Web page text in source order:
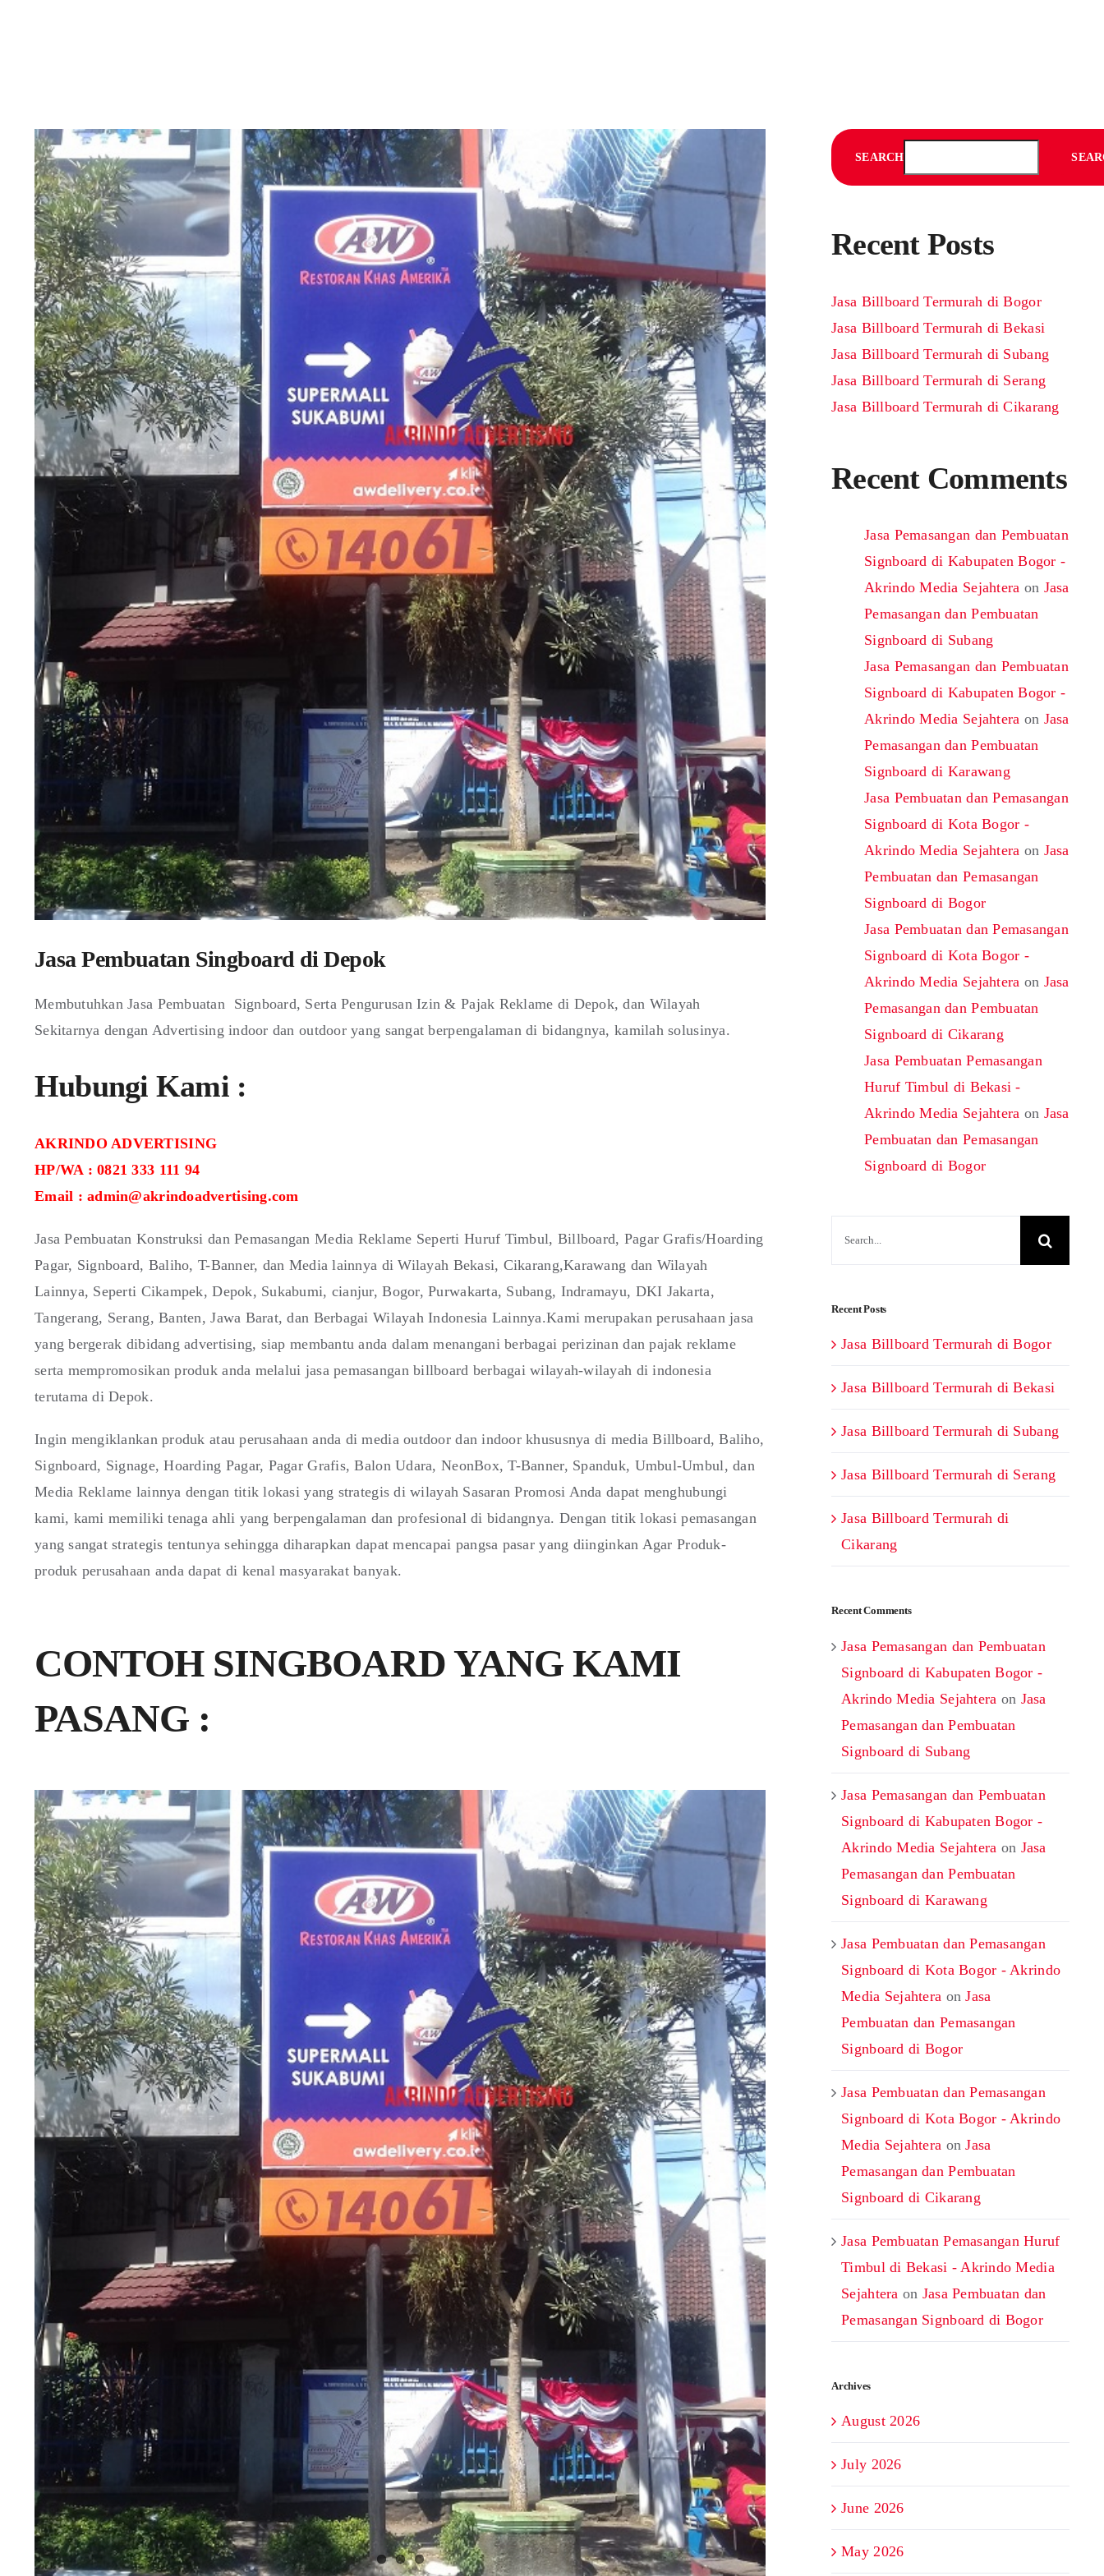
View
Larger
Image
Jasa Pembuatan Singboard di Depok
Membutuhkan Jasa Pembuatan Signboard, Serta Pengurusan Izin & Pajak Reklame di Depok, dan Wilayah
Sekitarnya dengan Advertising indoor dan outdoor yang sangat berpengalaman di bidangnya, kamilah solusinya.
Hubungi Kami :
AKRINDO ADVERTISING
HP/WA : 0821 333 111 94
Email : admin@akrindoadvertising.com
Jasa Pembuatan Konstruksi dan Pemasangan Media Reklame Seperti Huruf Timbul, Billboard, Pagar Grafis/Hoarding
Pagar, Signboard, Baliho, T-Banner, dan Media lainnya di Wilayah Bekasi, Cikarang,Karawang dan Wilayah
Lainnya, Seperti Cikampek, Depok, Sukabumi, cianjur, Bogor, Purwakarta, Subang, Indramayu, DKI Jakarta,
Tangerang, Serang, Banten, Jawa Barat, dan Berbagai Wilayah Indonesia Lainnya.Kami merupakan perusahaan jasa
yang bergerak dibidang advertising, siap membantu anda dalam menangani berbagai perizinan dan pajak reklame
serta mempromosikan produk anda melalui jasa pemasangan billboard berbagai wilayah-wilayah di indonesia
terutama di Depok.
Ingin mengiklankan produk atau perusahaan anda di media outdoor dan indoor khususnya di media Billboard, Baliho,
Signboard, Signage, Hoarding Pagar, Pagar Grafis, Balon Udara, NeonBox, T-Banner, Spanduk, Umbul-Umbul, dan
Media Reklame lainnya dengan titik lokasi yang strategis di wilayah Sasaran Promosi Anda dapat menghubungi
kami, kami memiliki tenaga ahli yang berpengalaman dan profesional di bidangnya. Dengan titik lokasi pemasangan
yang sangat strategis tentunya sehingga diharapkan dapat mencapai pangsa pasar yang diinginkan Agar Produk-
produk perusahaan anda dapat di kenal masyarakat banyak.
CONTOH SINGBOARD YANG KAMI
PASANG :
SEARCH
Recent Posts
Jasa Billboard Termurah di Bogor
Jasa Billboard Termurah di Bekasi
Jasa Billboard Termurah di Subang
Jasa Billboard Termurah di Serang
Jasa Billboard Termurah di Cikarang
Recent Comments
Jasa Pemasangan dan Pembuatan
Signboard di Kabupaten Bogor -
Akrindo Media Sejahtera on Jasa
Pemasangan dan Pembuatan
Signboard di Subang
Jasa Pemasangan dan Pembuatan
Signboard di Kabupaten Bogor -
Akrindo Media Sejahtera on Jasa
Pemasangan dan Pembuatan
Signboard di Karawang
Jasa Pembuatan dan Pemasangan
Signboard di Kota Bogor -
Akrindo Media Sejahtera on Jasa
Pembuatan dan Pemasangan
Signboard di Bogor
Jasa Pembuatan dan Pemasangan
Signboard di Kota Bogor -
Akrindo Media Sejahtera on Jasa
Pemasangan dan Pembuatan
Signboard di Cikarang
Jasa Pembuatan Pemasangan
Huruf Timbul di Bekasi -
Akrindo Media Sejahtera on Jasa
Pembuatan dan Pemasangan
Signboard di Bogor
Recent Posts
Jasa Billboard Termurah di Bogor
Jasa Billboard Termurah di Bekasi
Jasa Billboard Termurah di Subang
Jasa Billboard Termurah di Serang
Jasa Billboard Termurah di
Cikarang
Recent Comments
Jasa Pemasangan dan Pembuatan
Signboard di Kabupaten Bogor -
Akrindo Media Sejahtera on Jasa
Pemasangan dan Pembuatan
Signboard di Subang
Jasa Pemasangan dan Pembuatan
Signboard di Kabupaten Bogor -
Akrindo Media Sejahtera on Jasa
Pemasangan dan Pembuatan
Signboard di Karawang
Jasa Pembuatan dan Pemasangan
Signboard di Kota Bogor - Akrindo
Media Sejahtera onJasa
Pembuatan dan Pemasangan
Signboard di Bogor
Jasa Pembuatan dan Pemasangan
Signboard di Kota Bogor - Akrindo
Media Sejahtera onJasa
Pemasangan dan Pembuatan
Signboard di Cikarang
Jasa Pembuatan Pemasangan Huruf
Timbul di Bekasi - Akrindo Media
Sejahtera on Jasa Pembuatan dan
Pemasangan Signboard di Bogor
Archives
August 2026
July 2026
June 2026
May 2026